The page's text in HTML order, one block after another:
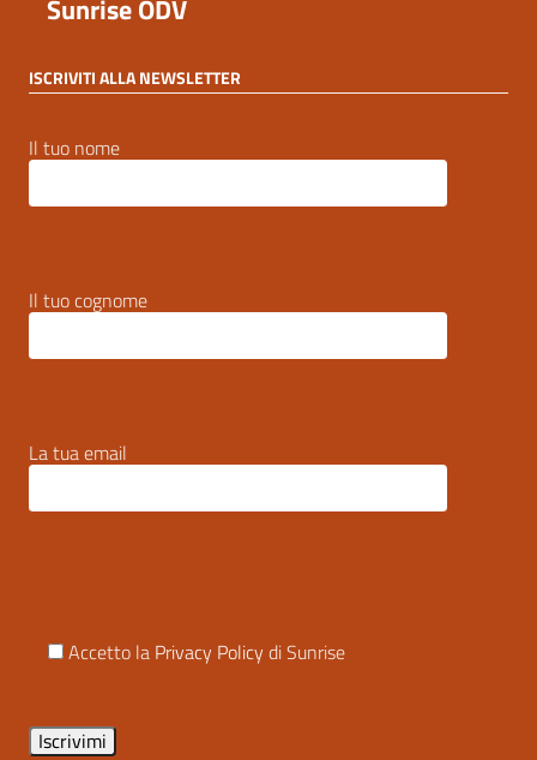
Sunrise ODV
ISCRIVITI ALLA NEWSLETTER
Il tuo nome
Il tuo cognome
La tua email
Accetto la Privacy Policy di Sunrise